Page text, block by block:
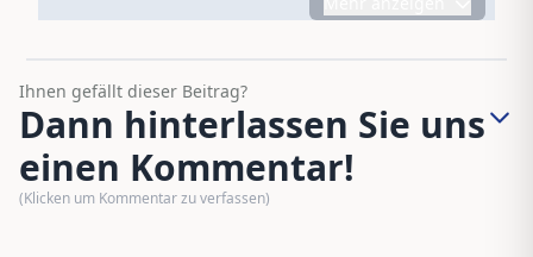
Ihnen gefällt dieser Beitrag?
Dann hinterlassen Sie uns
einen Kommentar!
(Klicken um Kommentar zu verfassen)